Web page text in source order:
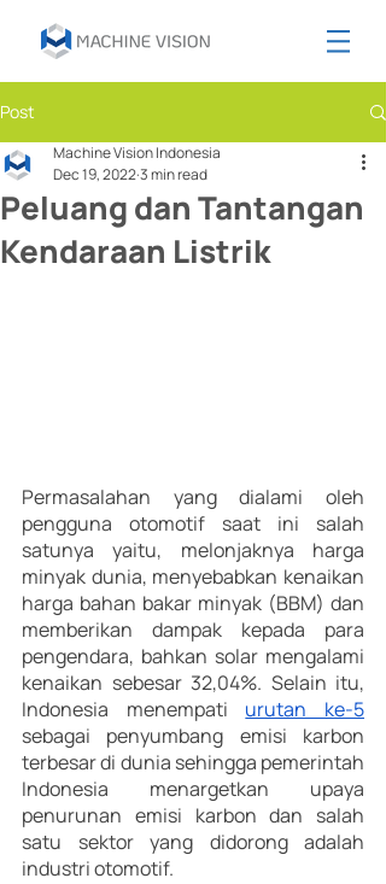
Post
Peluang dan Tantangan
Kendaraan Listrik
Machine Vision Indonesia
Dec 19, 20223 min read
Permasalahan yang dialami oleh
pengguna otomotif saat ini salah
satunya yaitu, melonjaknya harga
minyak dunia, menyebabkan kenaikan
harga bahan bakar minyak (BBM) dan
memberikan dampak kepada para
pengendara, bahkan solar mengalami
kenaikan sebesar 32,04%. Selain itu,
Indonesia menempati urutan ke-5
sebagai penyumbang emisi karbon
terbesar di dunia sehingga pemerintah
Indonesia menargetkan upaya
penurunan emisi karbon dan salah
satu sektor yang didorong adalah
industri otomotif.